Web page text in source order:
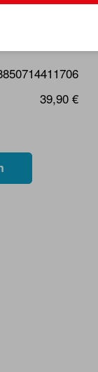
39,90 €